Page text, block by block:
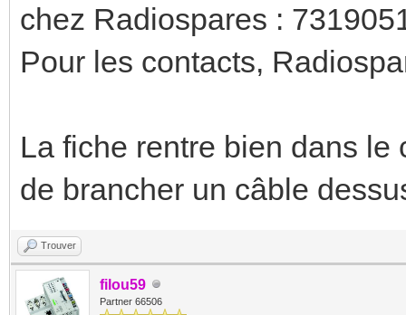
chez Radiospares :
Pour les contacts,
La fiche rentre bien dans le
de brancher un câble
Trouver
filou59
Partner 66506